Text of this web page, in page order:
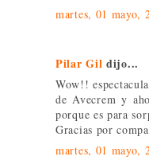
martes, 01 mayo,
Pilar Gil dijo...
Wow!!
de Avecrem y
porque es para
Gracias por
martes, 01 mayo,